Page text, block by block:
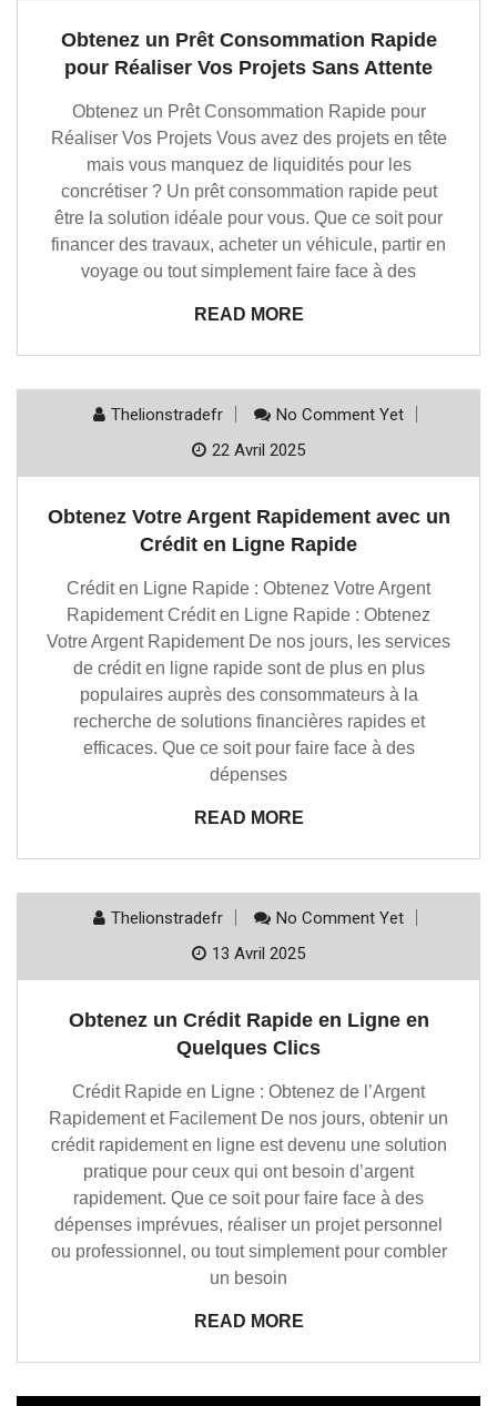
Obtenez un Prêt Consommation Rapide
pour Réaliser Vos Projets Sans Attente
Obtenez un Prêt Consommation Rapide pour
Réaliser Vos Projets Vous avez des projets en tête
mais vous manquez de liquidités pour les
concrétiser ? Un prêt consommation rapide peut
être la solution idéale pour vous. Que ce soit pour
financer des travaux, acheter un véhicule, partir en
voyage ou tout simplement faire face à des
READ MORE
Thelionstradefr
No Comment Yet
22 Avril 2025
Obtenez Votre Argent Rapidement avec un
Crédit en Ligne Rapide
Crédit en Ligne Rapide : Obtenez Votre Argent
Rapidement Crédit en Ligne Rapide : Obtenez
Votre Argent Rapidement De nos jours, les services
de crédit en ligne rapide sont de plus en plus
populaires auprès des consommateurs à la
recherche de solutions financières rapides et
efficaces. Que ce soit pour faire face à des
dépenses
READ MORE
Thelionstradefr
No Comment Yet
13 Avril 2025
Obtenez un Crédit Rapide en Ligne en
Quelques Clics
Crédit Rapide en Ligne : Obtenez de l’Argent
Rapidement et Facilement De nos jours, obtenir un
crédit rapidement en ligne est devenu une solution
pratique pour ceux qui ont besoin d’argent
rapidement. Que ce soit pour faire face à des
dépenses imprévues, réaliser un projet personnel
ou professionnel, ou tout simplement pour combler
un besoin
READ MORE